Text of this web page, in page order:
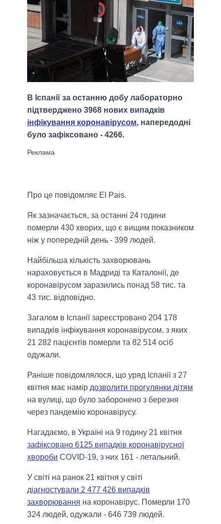
В Іспанії за останню добу лабораторно
підтверджено 3968 нових випадків
інфікування коронавірусом, напередодні
було зафіксовано - 4266.
Про це повідомляє El Pais.
Як зазначається, за останні 24 години
померли 430 хворих, що є вищим показником
ніж у попередній день - 399 людей.
Найбільша кількість захворювань
нараховується в Мадриді та Каталонії, де
коронавірусом заразились понад 58 тис. та
43 тис. відповідно.
Загалом в Іспанії зареєстровано 204 178
випадків інфікування коронавірусом, з яких
21 282 пацієнтів померли та 82 514 осіб
одужали.
Раніше повідомлялося, що уряд Іспанії з 27
квітня має намір дозволити прогулянки дітям
на вулиці, що було заборонено з березня
через пандемію коронавірусу.
Нагадаємо, в Україні на 9 годину 21 квітня
зафіксовано 6125 випадків коронавірусної
хвороби COVID-19, з них 161 - летальний.
У світі на ранок 21 квітня у світі
діагностували 2 477 426 випадків
захворювання на коронавірус. Померли 170
324 людей, одужали - 646 739 людей.